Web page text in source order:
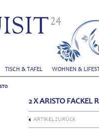
TISCH & TAFEL WOHNEN &
2 X ARISTO FACKEL
ARTIKEL ZURÜCK